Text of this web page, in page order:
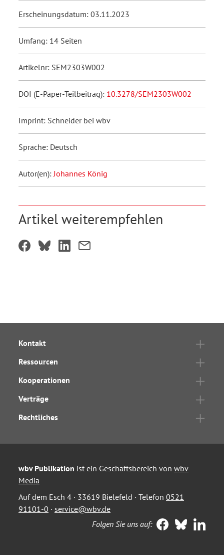
Erscheinungsdatum: 03.11.2023
Umfang: 14 Seiten
Artikelnr: SEM2303W002
DOI (E-Paper-Teilbeitrag): 10.3278/SEM2303W002
Imprint: Schneider bei wbv
Sprache: Deutsch
Autor(en):Johannes König
Artikel weiterempfehlen
Kontakt
Ressourcen
Kooperationen
Verträge
Rechtliches
wbv Publikation ist ein Geschäftsbereich von wbv
Media
Auf dem Esch 4 · 33619 Bielefeld · Telefon 0521
91101-0 · service@wbv.de
Folgen Sie uns auf: